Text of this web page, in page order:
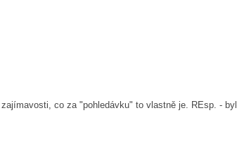
co za "pohledávku" to vlastně je. REsp. -